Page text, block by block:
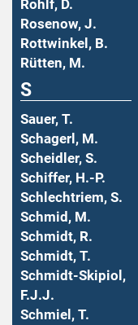
Rohlf, D.
Rosenow, J.
Rottwinkel, B.
Rütten, M.
S
Sauer, T.
Schagerl, M.
Scheidler, S.
Schiffer, H.-P.
Schlechtriem, S.
Schmid, M.
Schmidt, R.
Schmidt, T.
Schmidt-Skipiol,
F.J.J.
Schmiel, T.